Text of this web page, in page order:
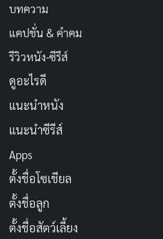
บทความ
แคปชั่น & คำคม
รีวิวหนัง-ซีรีส์
ดูอะไรดี
แนะนำหนัง
แนะนำซีรีส์
Apps
ตั้งชื่อโซเชียล
ตั้งชื่อลูก
ตั้งชื่อสัตว์เลี้ยง